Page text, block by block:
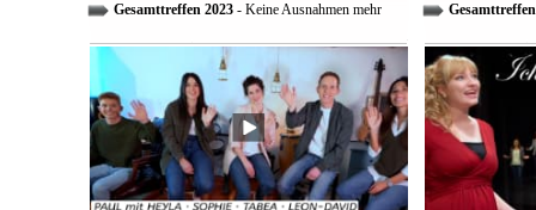
Gesamttreffen 2023- Keine Ausnahmen mehr